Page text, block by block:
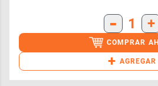
- 1 +
COMPRAR
+ AGREGAR